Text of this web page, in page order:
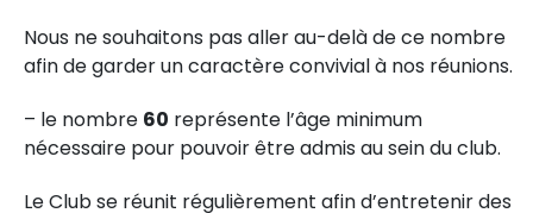
Nous ne souhaitons pas aller au-delà de ce nombre
afin de garder un caractère convivial à nos réunions.
– le nombre 60 représente l’âge minimum
nécessaire pour pouvoir être admis au sein du club.
Le Club se réunit régulièrement afin d’entretenir des